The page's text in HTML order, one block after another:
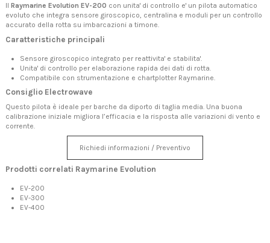
Il Raymarine Evolution EV-200 con unita' di controllo e' un pilota automatico
evoluto che integra sensore giroscopico, centralina e moduli per un controllo
accurato della rotta su imbarcazioni a timone.
Caratteristiche principali
Sensore giroscopico integrato per reattivita' e stabilita'.
Unita' di controllo per elaborazione rapida dei dati di rotta.
Compatibile con strumentazione e chartplotter Raymarine.
Consiglio Electrowave
Questo pilota è ideale per barche da diporto di taglia media. Una buona
calibrazione iniziale migliora l’efficacia e la risposta alle variazioni di vento e
corrente.
Richiedi informazioni / Preventivo
Prodotti correlati Raymarine Evolution
EV-200
EV-300
EV-400